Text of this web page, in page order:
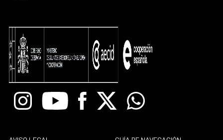
InstagramYoutube Facebook
X Whatsapp